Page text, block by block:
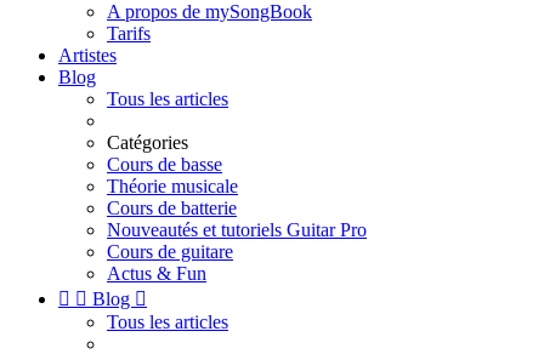
A propos de mySongBook
Tarifs
Artistes
Blog
Tous les articles
Catégories
Cours de basse
Théorie musicale
Cours de batterie
Nouveautés et tutoriels Guitar Pro
Cours de guitare
Actus & Fun
  Blog 
Tous les articles